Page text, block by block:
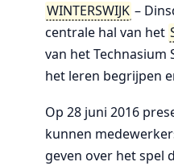
WINTERSWIJK –
centrale hal van het
van het
het leren begrijpen
Op 28 juni 2016
kunnen
geven over het spel